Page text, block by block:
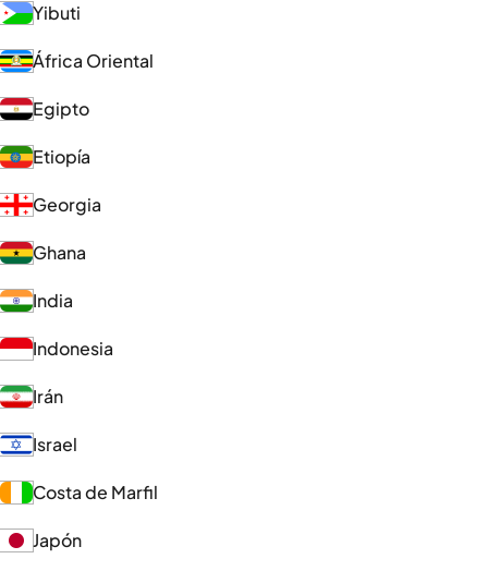
Yibuti
África Oriental
Egipto
Etiopía
Georgia
Ghana
India
Indonesia
Irán
Israel
Costa de Marfil
Japón